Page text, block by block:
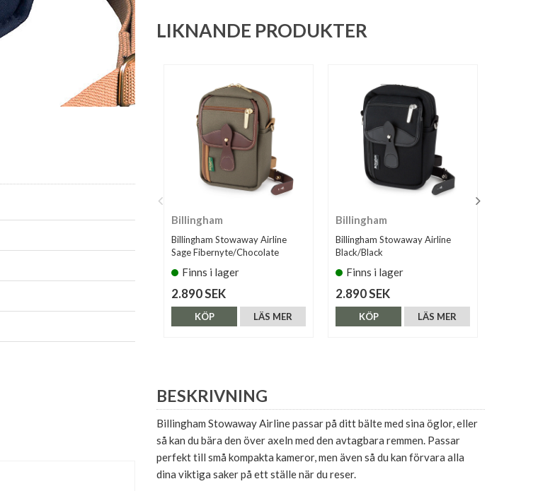
LIKNANDE PRODUKTER
Billingham
Billingham Stowaway Airline
Sage Fibernyte/Chocolate
Finns i lager
2.890 SEK
LÄS MER
KÖP
Billingham
Billingham Stowaway Airline
Black/Black
Finns i lager
2.890 SEK
LÄS MER
KÖP
BESKRIVNING
Billingham Stowaway Airline passar på ditt bälte med sina öglor, eller
så kan du bära den över axeln med den avtagbara remmen. Passar
perfekt till små kompakta kameror, men även så du kan förvara alla
dina viktiga saker på ett ställe när du reser.